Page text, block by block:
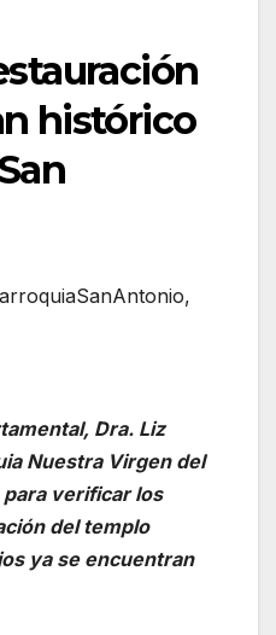
histórico
,
Dra. Liz
Nuestra Virgen del
para verificar los
del templo
ya se encuentran